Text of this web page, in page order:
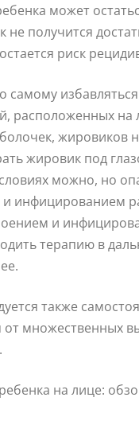
может
не получится
риск
самому
расположенных на
жировиков
жировик под
можно, но
инфицированием
и
терапию в
также
от множественных